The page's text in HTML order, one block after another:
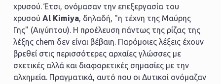
χρυσού. Έτσι, ονόμασαν την επεξεργασία του
χρυσού Al Kimiya, δηλαδή, "η τέχνη της Μαύρης
Γης" (Αιγύπτου). Η προέλευση πάντως της ρίζας της
λέξης chem δεν είναι βέβαιη. Παρόμοιες λέξεις έχουν
βρεθεί στις περισσότερες αρχαίες γλώσσες με
σχετικές αλλά και διαφορετικές σημασίες με την
αλχημεία. Πραγματικά, αυτό που οι Δυτικοί ονόμαζαν